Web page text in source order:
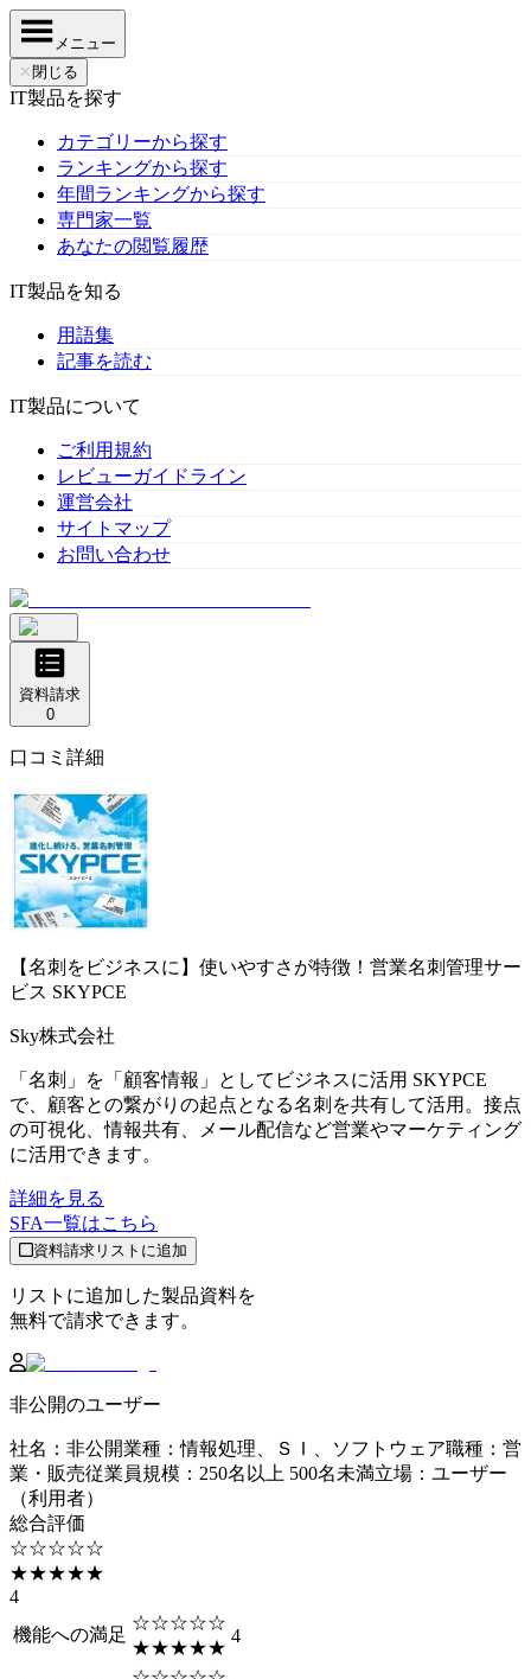
メニュー
✕ 閉じる
IT製品を探す
カテゴリーから探す
ランキングから探す
年間ランキングから探す
専門家一覧
あなたの閲覧履歴
IT製品を知る
用語集
記事を読む
IT製品について
ご利用規約
レビューガイドライン
運営会社
サイトマップ
お問い合わせ
資料請求
0
口コミ詳細
【名刺をビジネスに】使いやすさが特徴！営業名刺管理サー
ビス SKYPCE
Sky株式会社
「名刺」を「顧客情報」としてビジネスに活用 SKYPCE
で、顧客との繋がりの起点となる名刺を共有して活用。接点
の可視化、情報共有、メール配信など営業やマーケティング
に活用できます。
詳細を見る
SFA一覧はこちら
資料請求リストに追加
リストに追加した製品資料を
無料で請求できます。
非公開のユーザー
社名 ： 非公開業種 ：情報処理、ＳＩ、ソフトウェア職種 ： 営
業・販売従業員規模 ： 250名以上 500名未満立場 ： ユーザー
（利用者）
総合評価
☆☆☆☆☆
★★★★★
4
機能への満足
☆☆☆☆☆
★★★★★
4